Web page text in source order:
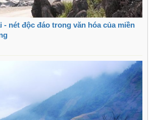
- nét độc đáo trong văn hóa của miền